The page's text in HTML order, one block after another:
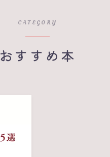
CATEGORY
おすすめ本